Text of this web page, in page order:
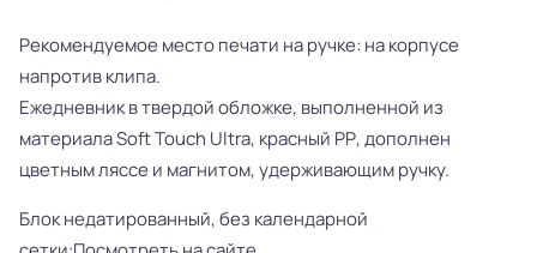
Рекомендуемое место печати на ручке: на корпусе
напротив клипа.
Ежедневник в твердой обложке, выполненной из
материала Soft Touch Ultra, красный РР, дополнен
цветным ляссе и магнитом, удерживающим ручку.
Блок недатированный, без календарной